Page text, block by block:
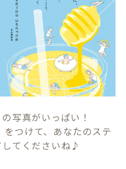
写真がいっぱい！
をつけて、あなたのステ
てくださいね♪